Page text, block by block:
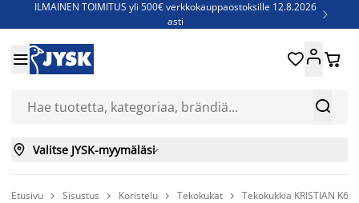
ILMAINEN TOIMITUS yli 500€ verkkokauppaostoksille 12.8.2026
asti

Jenkkisänkyjä - Säästä jopa 60%


 
 Valitse JYSK-myymäläsi
Etusivu  Sisustus  Koristelu  Tekokukat  Tekokukkia KRISTIAN